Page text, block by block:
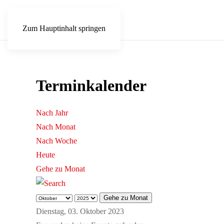
Zum Hauptinhalt springen
Terminkalender
Nach Jahr
Nach Monat
Nach Woche
Heute
Gehe zu Monat
Gehe zu Monat
Dienstag, 03. Oktober 2023